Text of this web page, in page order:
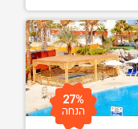
27%
הנחה